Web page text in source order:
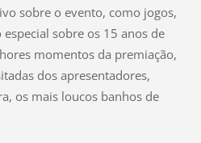
sobre o evento, como jogos,
sobre os 15 anos de
momentos da premiação,
dos apresentadores,
os mais loucos banhos de